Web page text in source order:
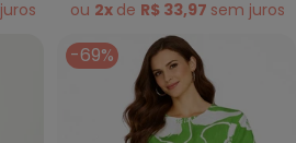
juros ou 2x de R$ 33,97 sem juros
-69%